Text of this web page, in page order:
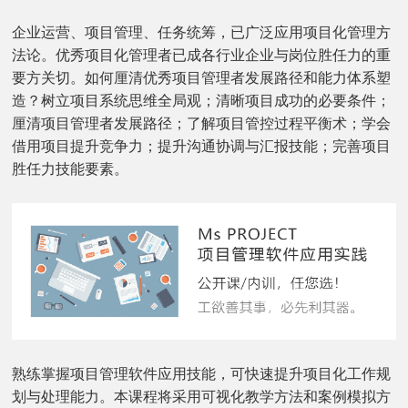
企业运营、项目管理、任务统筹，已广泛应用项目化管理方
法论。优秀项目化管理者已成各行业企业与岗位胜任力的重
要方关切。如何厘清优秀项目管理者发展路径和能力体系塑
造？树立项目系统思维全局观；清晰项目成功的必要条件；
厘清项目管理者发展路径；了解项目管控过程平衡术；学会
借用项目提升竞争力；提升沟通协调与汇报技能；完善项目
胜任力技能要素。
熟练掌握项目管理软件应用技能，可快速提升项目化工作规
划与处理能力。本课程将采用可视化教学方法和案例模拟方